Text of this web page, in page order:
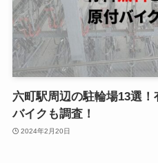
六町駅周辺の駐輪場13選
バイクも調査！
2024年2月20日